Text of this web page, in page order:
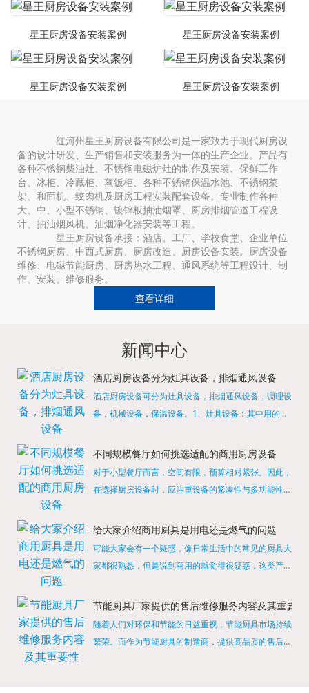
星王厨房设备安装案例 星王厨房设备安装案例
星王厨房设备安装案例 星王厨房设备安装案例
红河州星王厨房设备有限公司是一家致力于现代厨房设
备的设计研发、生产销售和安装服务为一体的生产企业。产品有
各种不锈钢柴油灶、不锈钢电磁炉灶的制作及安装、保鲜工作
台、冰柜、冷藏柜、蒸饭柜、各种不锈钢保温水池、不锈钢菜
架、和面机、绞肉机及厨房工程安装配套设备。专业制作各种
大、中、小型不锈钢、镀锌板抽油烟罩、厨房排烟管道工程设
计、抽油烟风机、油烟净化器安装等工程。
星王厨房设备承接：酒店、工厂、学校食堂、企业单位
不锈钢厨房、中西式厨房、厨房改造、厨房设备安装、厨房设备
维修、电磁节能厨房、厨房热水工程、通风系统等工程设计、制
作、安装、维修服务。
查看详细
新闻中心
酒店厨房设备分为灶具设备，排烟通风设备
酒店厨房设备可分为灶具设备，排烟通风设备，调理设
备，机械设备，保温设备。1、灶具设备：其中用的较
缺少的，经过相关检测证明的合格设备才能进行使用，
不同规模餐厅如何挑选适配的商用厨房设备
对于小型餐厅而言，空间有限，预算相对紧张。因此，
在选择厨房设备时，应注重设备的紧凑性与多功能性。
烹饪设备，既能节省空间，又能满足多样化的烹饪需
给大家介绍商用厨具是用电还是燃气的问题
可能大家会有一个疑惑，像日常生活中的常见的厨具大
家都很熟悉，但是说到商用的就觉得很疑惑，这类产品
店用的就是商用的吗?还真别说，真被大家猜对了，这
节能厨具厂家提供的售后维修服务内容及其重要性
随着人们对环保和节能的日益重视，节能厨具市场持续
繁荣。而作为节能厨具的制造商，提供高品质的售后维